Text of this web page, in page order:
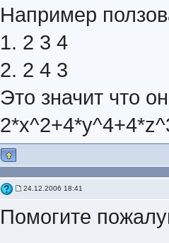
Например
1. 2 3 4
2. 2 4 3
Это значит что
24.12.2006 18:41
Помогите